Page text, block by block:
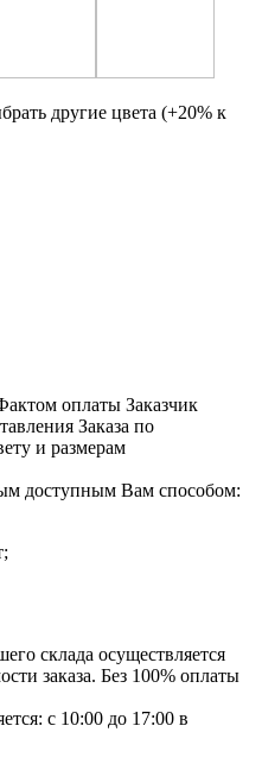
другие цвета (+20% к
оплаты Заказчик
Заказа по
и размерам
доступным Вам способом:
склада осуществляется
заказа. Без 100% оплаты
с 10:00 до 17:00 в